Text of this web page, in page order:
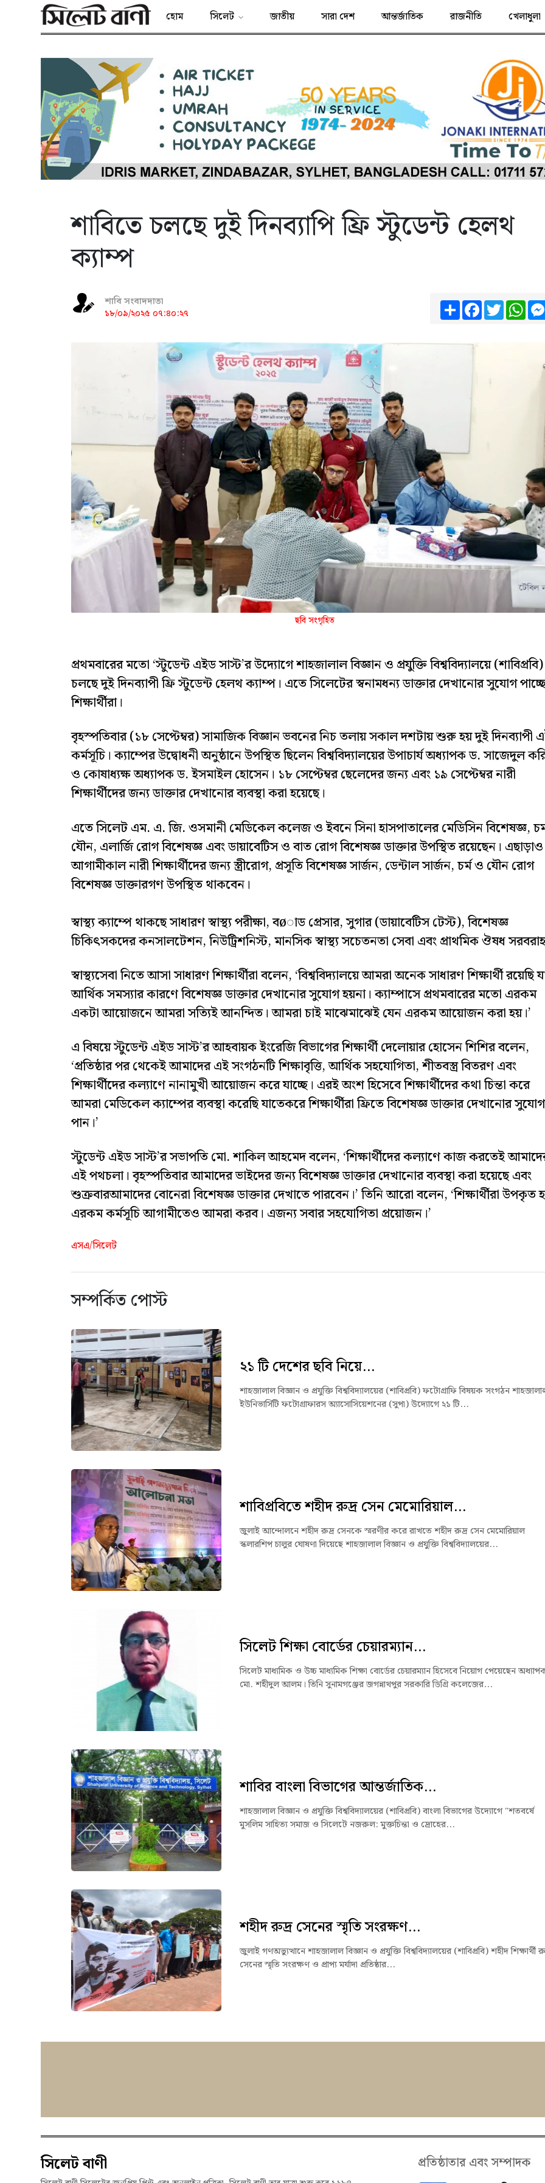
হোম সিলেট জাতীয় সারা দেশ আন্তর্জাতিক রাজনীতি খেলাধুলা
শাবিতে চলছে দুই দিনব্যাপি ফ্রি স্টুডেন্ট হেলথ
ক্যাম্প
শাবি সংবাদদাতা
১৮/০৯/২০২৫ ০৭:৪০:২৭
ShareFacebook
Twitter
ছবি সংগৃহিত
প্রথমবারের মতো ‘স্টুডেন্ট এইড সাস্ট’র উদ্যোগে শাহজালাল বিজ্ঞান ও প্রযুক্তি বিশ্ববিদ্যালয়ে (শাবিপ্রবি)
চলছে দুই দিনব্যাপী ফ্রি স্টুডেন্ট হেলথ ক্যাম্প। এতে সিলেটের স্বনামধন্য ডাক্তার দেখানোর সুযোগ
শিক্ষার্থীরা।
বৃহস্পতিবার (১৮ সেপ্টেম্বর) সামাজিক বিজ্ঞান ভবনের নিচ তলায় সকাল দশটায় শুরু হয় দুই দিনব্যাপী
কর্মসূচি। ক্যাম্পের উদ্বোধনী অনুষ্ঠানে উপস্থিত ছিলেন বিশ্ববিদ্যালয়ের উপাচার্য অধ্যাপক ড. সাজেদুল
ও কোষাধ্যক্ষ অধ্যাপক ড. ইসমাইল হোসেন। ১৮ সেপ্টেম্বর ছেলেদের জন্য এবং ১৯ সেপ্টেম্বর নারী
শিক্ষার্থীদের জন্য ডাক্তার দেখানোর ব্যবস্থা করা হয়েছে।
এতে সিলেট এম. এ. জি. ওসমানী মেডিকেল কলেজ ও ইবনে সিনা হাসপাতালের মেডিসিন বিশেষজ্ঞ,
যৌন, এলার্জি রোগ বিশেষজ্ঞ এবং ডায়াবেটিস ও বাত রোগ বিশেষজ্ঞ ডাক্তার উপস্থিত রয়েছেন। এছাড়াও
আগামীকাল নারী শিক্ষার্থীদের জন্য স্ত্রীরোগ, প্রসূতি বিশেষজ্ঞ সার্জন, ডেন্টাল সার্জন, চর্ম ও যৌন রোগ
বিশেষজ্ঞ ডাক্তারগণ উপস্থিত থাকবেন।
স্বাস্থ্য ক্যাম্পে থাকছে সাধারণ স্বাস্থ্য পরীক্ষা, বøাড প্রেসার, সুগার (ডায়াবেটিস টেস্ট), বিশেষজ্ঞ
চিকিৎসকদের কনসালটেশন, নিউট্রিশনিস্ট, মানসিক স্বাস্থ্য সচেতনতা সেবা এবং প্রাথমিক ঔষধ
স্বাস্থ্যসেবা নিতে আসা সাধারণ শিক্ষার্থীরা বলেন, ‘বিশ্ববিদ্যালয়ে আমরা অনেক সাধারণ শিক্ষার্থী রয়েছি
আর্থিক সমস্যার কারণে বিশেষজ্ঞ ডাক্তার দেখানোর সুযোগ হয়না। ক্যাম্পাসে প্রথমবারের মতো এরকম
একটা আয়োজনে আমরা সত্যিই আনন্দিত। আমরা চাই মাঝেমাঝেই যেন এরকম আয়োজন করা হয়।’
এ বিষয়ে স্টুডেন্ট এইড সাস্ট’র আহবায়ক ইংরেজি বিভাগের শিক্ষার্থী দেলোয়ার হোসেন শিশির বলেন,
‘প্রতিষ্ঠার পর থেকেই আমাদের এই সংগঠনটি শিক্ষাবৃত্তি, আর্থিক সহযোগিতা, শীতবস্ত্র বিতরণ এবং
শিক্ষার্থীদের কল্যাণে নানামুখী আয়োজন করে যাচ্ছে। এরই অংশ হিসেবে শিক্ষার্থীদের কথা চিন্তা করে
আমরা মেডিকেল ক্যাম্পের ব্যবস্থা করেছি যাতেকরে শিক্ষার্থীরা ফ্রিতে বিশেষজ্ঞ ডাক্তার দেখানোর সুযোগ
পান।’
স্টুডেন্ট এইড সাস্ট’র সভাপতি মো. শাকিল আহমেদ বলেন, ‘শিক্ষার্থীদের কল্যাণে কাজ করতেই
এই পথচলা। বৃহস্পতিবার আমাদের ভাইদের জন্য বিশেষজ্ঞ ডাক্তার দেখানোর ব্যবস্থা করা হয়েছে এবং
শুক্রবারআমাদের বোনেরা বিশেষজ্ঞ ডাক্তার দেখাতে পারবেন।’ তিনি আরো বলেন, ‘শিক্ষার্থীরা উপকৃত
এরকম কর্মসূচি আগামীতেও আমরা করব। এজন্য সবার সহযোগিতা প্রয়োজন।’
এসএ/সিলেট
সম্পর্কিত পোস্ট
২১ টি দেশের ছবি নিয়ে...
শাহজালাল বিজ্ঞান ও প্রযুক্তি বিশ্ববিদ্যালয়ের (শাবিপ্রবি) ফটোগ্রাফি বিষয়ক সংগঠন
ইউনিভার্সিটি ফটোগ্রাফারস অ্যাসোসিয়েশনের (সুপা) উদ্যোগে ২১ টি...
শাবিপ্রবিতে শহীদ রুদ্র সেন মেমোরিয়াল...
জুলাই আন্দোলনে শহীদ রুদ্র সেনকে স্মরণীর করে রাখতে শহীদ রুদ্র সেন মেমোরিয়াল
স্কলারশিপ চালুর ঘোষণা দিয়েছে শাহজালাল বিজ্ঞান ও প্রযুক্তি বিশ্ববিদ্যালয়ের...
সিলেট শিক্ষা বোর্ডের চেয়ারম্যান...
সিলেট মাধ্যমিক ও উচ্চ মাধ্যমিক শিক্ষা বোর্ডের চেয়ারম্যান হিসেবে নিয়োগ পেয়েছেন
মো. শহীদুল আলম। তিনি সুনামগঞ্জের জগন্নাথপুর সরকারি ডিগ্রি কলেজের...
শাবির বাংলা বিভাগের আন্তর্জাতিক...
শাহজালাল বিজ্ঞান ও প্রযুক্তি বিশ্ববিদ্যালয়ের (শাবিপ্রবি) বাংলা বিভাগের উদ্যোগে "শতবর্ষে
মুসলিম সাহিত্য সমাজ ও সিলেটে নজরুল: মুক্তচিন্তা ও দ্রোহের...
শহীদ রুদ্র সেনের স্মৃতি সংরক্ষণ...
জুলাই গণঅভ্যুত্থানে শাহজালাল বিজ্ঞান ও প্রযুক্তি বিশ্ববিদ্যালয়ের (শাবিপ্রবি) শহীদ শিক্ষার্থী
সেনের স্মৃতি সংরক্ষণ ও প্রাপ্য মর্যাদা প্রতিষ্ঠার...
সিলেট বাণী প্রতিষ্ঠাতার এবং সম্পাদক